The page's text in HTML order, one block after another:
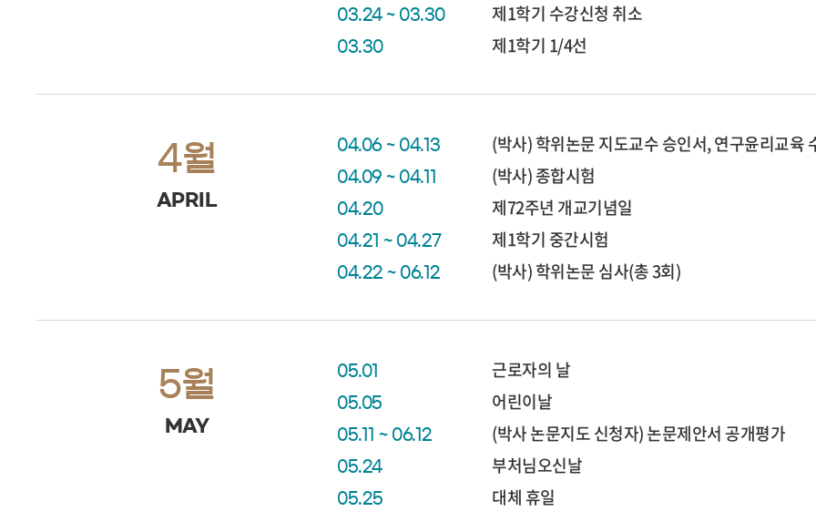
03.24 ~ 03.30 제1학기 수강신청 취소
03.30 제1학기 1/4선
4월
APRIL
04.06 ~ 04.13 (박사) 학위논문 지도교수 승인서, 연구윤리교육
04.09 ~ 04.11 (박사) 종합시험
04.20 제72주년 개교기념일
04.21 ~ 04.27 제1학기 중간시험
04.22 ~ 06.12 (박사) 학위논문 심사(총 3회)
5월
MAY
05.01 근로자의 날
05.05 어린이날
05.11 ~ 06.12 (박사 논문지도 신청자) 논문제안서 공개평가
05.24 부처님오신날
05.25 대체 휴일